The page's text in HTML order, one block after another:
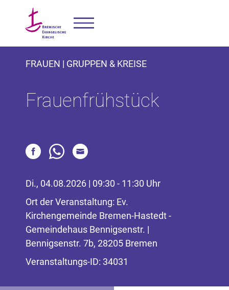
FRAUEN | GRUPPEN & KREISE
Frauenfrühstück
Di., 04.08.2026 | 09:30 - 11:30 Uhr
Ort der Veranstaltung: Ev.
Kirchengemeinde Bremen-Hastedt -
Gemeindehaus Bennigsenstr. |
Bennigsenstr. 7b, 28205 Bremen
Veranstaltungs-ID: 34031